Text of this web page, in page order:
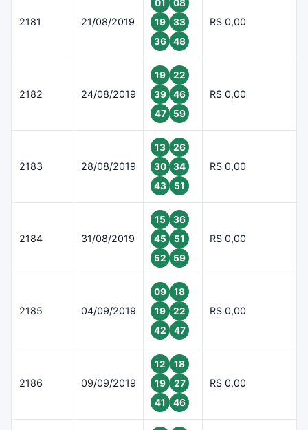
2181 21/08/2019
01
08
19
33
36
48
R$ 0,00
2182 24/08/2019
19
22
39
46
47
59
R$ 0,00
2183 28/08/2019
13
26
30
34
43
51
R$ 0,00
2184 31/08/2019
15
36
45
51
52
59
R$ 0,00
2185 04/09/2019
09
18
19
22
42
47
R$ 0,00
2186 09/09/2019
12
18
19
27
41
46
R$ 0,00